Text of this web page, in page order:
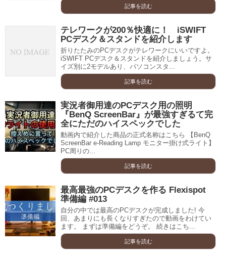
記事を読む
テレワークが200％快適に！ iSWIFT
PCデスク＆スタンドを紹介します
折りたたみのPCデスクがテレワークにいいですよ。
iSWIFT PCデスク＆スタンドを紹介しましょう。サ
イズ別に2モデルあり、パソコンスタ...
記事を読む
実況者御用達のPCデスク用の照明
『BenQ ScreenBar』が最強すぎるて完
全にただのハイスペックでした
動画内で紹介した商品の正式名称はこちら 【BenQ
ScreenBar e-Reading Lamp モニター掛け式ライト】
PC周りの...
記事を読む
最高最強のPCデスクを作る Flexispot
準備編 #013
自分の中では最高のPCデスクが完成しました! 今
回、あまりにも長くなりすぎたので動画をわけてい
ます。 まずは準備編をどうぞ。 続きはこち...
記事を読む